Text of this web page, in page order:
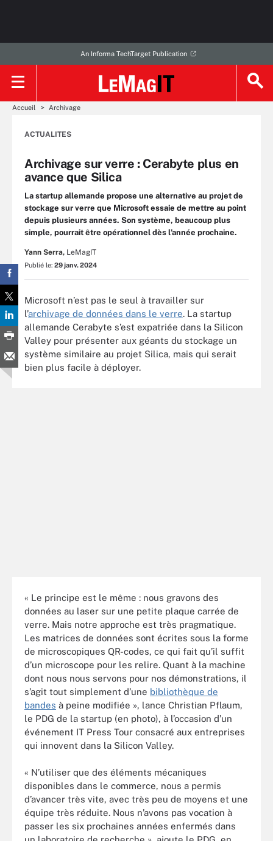
An Informa TechTarget Publication
Accueil Archivage
ACTUALITES
Archivage sur verre : Cerabyte plus en
avance que Silica
La startup allemande propose une alternative au projet de
stockage sur verre que Microsoft essaie de mettre au point
depuis plusieurs années. Son système, beaucoup plus
simple, pourrait être opérationnel dès l’année prochaine.
Yann Serra, LeMagIT
Publié le: 29 janv. 2024
Microsoft n’est pas le seul à travailler sur
l’archivage de données dans le verre. La startup
allemande Cerabyte s’est expatriée dans la Silicon
Valley pour présenter aux géants du stockage un
système similaire au projet Silica, mais qui serait
bien plus facile à déployer.
« Le principe est le même : nous gravons des
données au laser sur une petite plaque carrée de
verre. Mais notre approche est très pragmatique.
Les matrices de données sont écrites sous la forme
de microscopiques QR-codes, ce qui fait qu’il suffit
d’un microscope pour les relire. Quant à la machine
dont nous nous servons pour nos démonstrations, il
s’agit tout simplement d’une bibliothèque de
bandes à peine modifiée », lance Christian Pflaum,
le PDG de la startup (en photo), à l’occasion d’un
événement IT Press Tour consacré aux entreprises
qui innovent dans la Silicon Valley.
« N’utiliser que des éléments mécaniques
disponibles dans le commerce, nous a permis
d’avancer très vite, avec très peu de moyens et une
équipe très réduite. Nous n’avons pas vocation à
passer les six prochaines années enfermés dans